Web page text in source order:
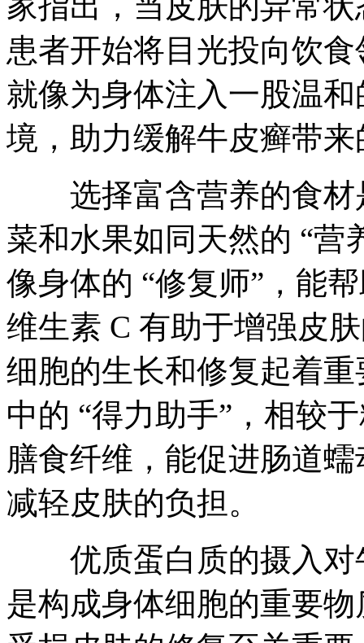
患者开始将目光投向饮
就像为身体注入一股温
境，助力缓解牛皮癣带
选择富含营养的食材
菜和水果如同天然的 “营
像身体的 “修复师”，能
维生素 C 有助于增强皮
细胞的生长和修复起着
中的 “得力助手”，相较
膳食纤维，能促进肠道
减轻皮肤的负担。​
优质蛋白质的摄入对
是构成身体细胞的重要